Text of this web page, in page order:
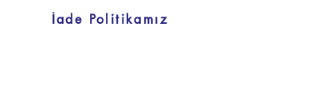
İade Politikamız